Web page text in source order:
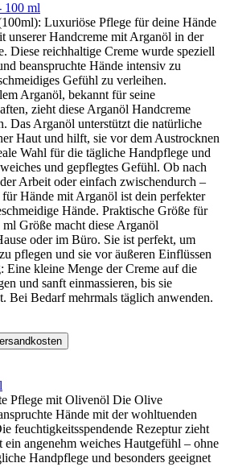
100 ml
Luxuriöse Pflege für deine Hände
unserer Handcreme mit Arganöl in der
Diese reichhaltige Creme wurde speziell
beanspruchte Hände intensiv zu
Gefühl zu verleihen.
Arganöl, bekannt für seine
zieht diese Arganöl Handcreme
Das Arganöl unterstützt die natürliche
Haut und hilft, sie vor dem Austrocknen
Wahl für die tägliche Handpflege und
und gepflegtes Gefühl. Ob nach
Arbeit oder einfach zwischendurch –
für Hände mit Arganöl ist dein perfekter
Hände. Praktische Größe für
Größe macht diese Arganöl
oder im Büro. Sie ist perfekt, um
pflegen und sie vor äußeren Einflüssen
Eine kleine Menge der Creme auf die
und sanft einmassieren, bis sie
Bei Bedarf mehrmals täglich anwenden.
Pflege mit Olivenöl Die Olive
Hände mit der wohltuenden
feuchtigkeitsspendende Rezeptur zieht
ein angenehm weiches Hautgefühl – ohne
Handpflege und besonders geeignet